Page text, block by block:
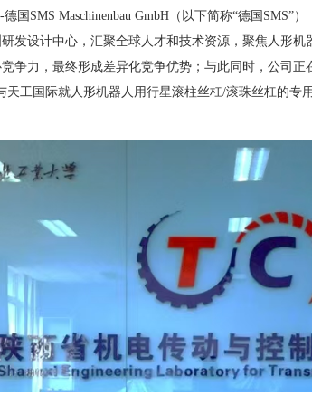
国 SMS Maschinenbau GmbH（以下简称“德国 SMS”）
发设计中心，汇聚全球人才和技术资源，聚焦 人形机
争力，最终形成差异化竞争优势；与此同时，公司正
工国际就人形机器人用行星滚柱丝杠/滚珠丝杠的